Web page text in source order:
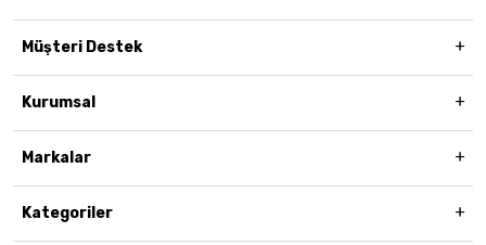
Müşteri Destek
Kurumsal
Markalar
Kategoriler